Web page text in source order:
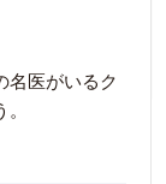
名医がいるク